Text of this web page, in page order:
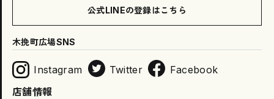
公式LINEの登録はこちら
木挽町広場SNS
Instagram Twitter
Facebook
店舗情報